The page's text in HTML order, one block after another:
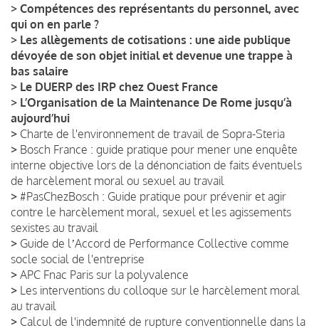
> Compétences des représentants du personnel, avec
qui on en parle ?
> Les allègements de cotisations : une aide publique
dévoyée de son objet initial et devenue une trappe à
bas salaire
> Le DUERP des IRP chez Ouest France
> L’Organisation de la Maintenance De Rome jusqu’à
aujourd’hui
> Charte de l'environnement de travail de Sopra-Steria
> Bosch France : guide pratique pour mener une enquête
interne objective lors de la dénonciation de faits éventuels
de harcèlement moral ou sexuel au travail
> #PasChezBosch : Guide pratique pour prévenir et agir
contre le harcèlement moral, sexuel et les agissements
sexistes au travail
> Guide de lʼAccord de Performance Collective comme
socle social de l'entreprise
> APC Fnac Paris sur la polyvalence
> Les interventions du colloque sur le harcèlement moral
au travail
> Calcul de l'indemnité de rupture conventionnelle dans la